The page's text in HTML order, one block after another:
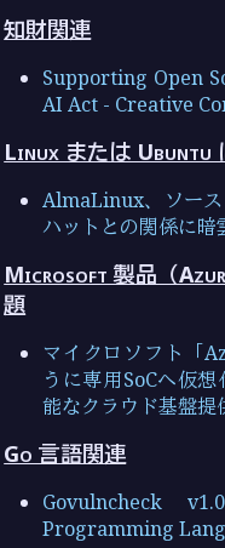
知財関連
Supporting Open
AI Act - Creative
Linux または Ubuntu
AlmaLinux、ソース
ハットとの関係に
Microsoft 製品（
題
マイクロソフト「
うに専用SoCへ仮
能なクラウド基盤
Go 言語関連
Govulncheck
Programming